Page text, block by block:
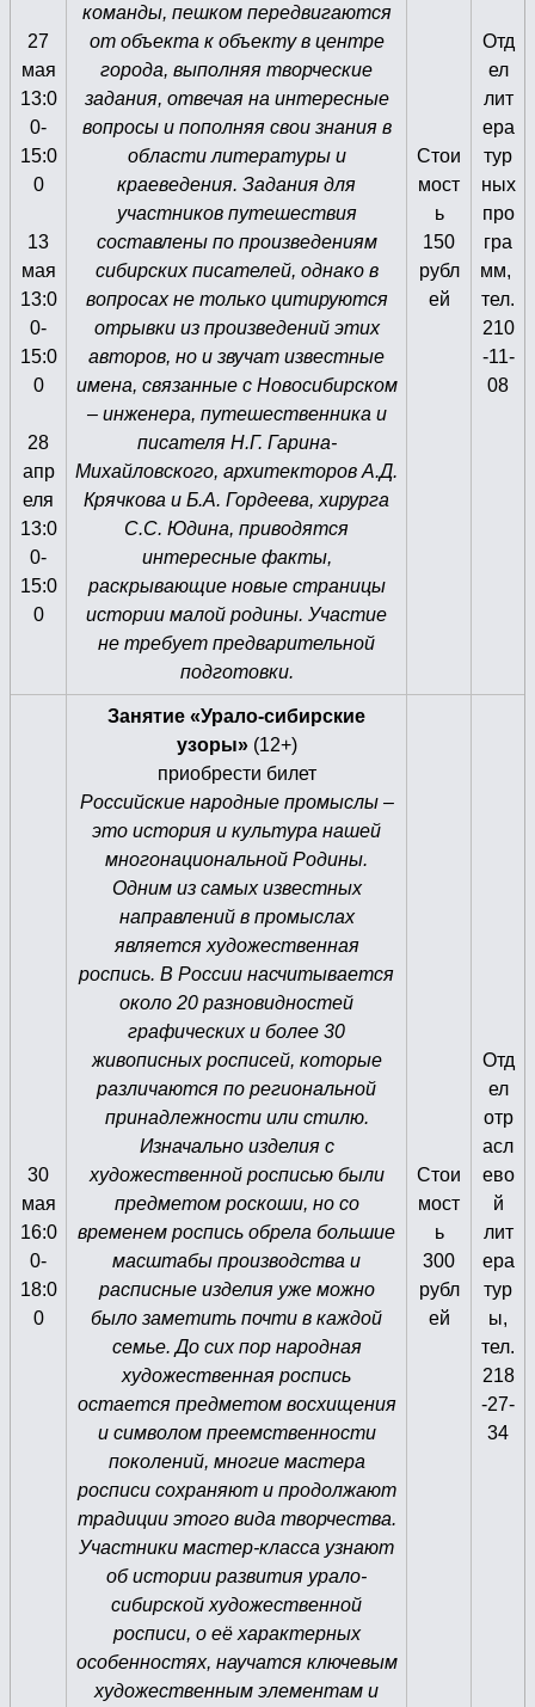
27
мая
13:0
0-
15:0
0
13
мая
13:0
0-
15:0
0
28
апр
еля
13:0
0-
15:0
0
команды, пешком передвигаются
от объекта к объекту в центре
города, выполняя творческие
задания, отвечая на интересные
вопросы и пополняя свои знания в
области литературы и
краеведения. Задания для
участников путешествия
составлены по произведениям
сибирских писателей, однако в
вопросах не только цитируются
отрывки из произведений этих
авторов, но и звучат известные
имена, связанные с Новосибирском
– инженера, путешественника и
писателя Н.Г. Гарина-
Михайловского, архитекторов А.Д.
Крячкова и Б.А. Гордеева, хирурга
С.С. Юдина, приводятся
интересные факты,
раскрывающие новые страницы
истории малой родины. Участие
не требует предварительной
подготовки.
Стои
мост
ь
150
рубл
ей
Отд
ел
лит
ера
тур
ных
про
гра
мм,
тел.
210
-11-
08
30
мая
16:0
0-
18:0
0
Занятие «Урало-сибирские
узоры» (12+)
приобрести билет
Российские народные промыслы –
это история и культура нашей
многонациональной Родины.
Одним из самых известных
направлений в промыслах
является художественная
роспись. В России насчитывается
около 20 разновидностей
графических и более 30
живописных росписей, которые
различаются по региональной
принадлежности или стилю.
Изначально изделия с
художественной росписью были
предметом роскоши, но со
временем роспись обрела большие
масштабы производства и
расписные изделия уже можно
было заметить почти в каждой
семье. До сих пор народная
художественная роспись
остается предметом восхищения
и символом преемственности
поколений, многие мастера
росписи сохраняют и продолжают
традиции этого вида творчества.
Участники мастер-класса узнают
об истории развития урало-
сибирской художественной
росписи, о её характерных
особенностях, научатся ключевым
художественным элементам и
Стои
мост
ь
300
рубл
ей
Отд
ел
отр
асл
ево
й
лит
ера
тур
ы,
тел.
218
-27-
34